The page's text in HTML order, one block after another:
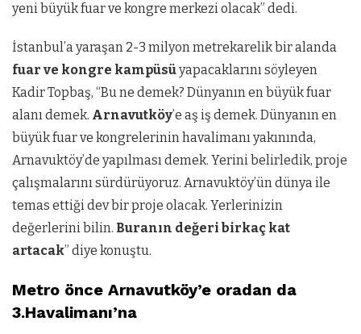
yeni büyük fuar ve kongre merkezi olacak” dedi.
İstanbul’a yaraşan 2-3 milyon metrekarelik bir alanda
fuar ve kongre kampüsüyapacaklarını söyleyen
Kadir Topbaş, “Bu ne demek? Dünyanın en büyük fuar
alanı demek. Arnavutköy’e aş iş demek. Dünyanın en
büyük fuar ve kongrelerinin havalimanı yakınında,
Arnavuktöy’de yapılması demek. Yerini belirledik, proje
çalışmalarını sürdürüyoruz. Arnavuktöy’ün dünya ile
temas ettiği dev bir proje olacak. Yerlerinizin
değerlerini bilin. Buranın değeri birkaç kat
artacak” diye konuştu.
Metro önce Arnavutköy’e oradan da
3.Havalimanı’na